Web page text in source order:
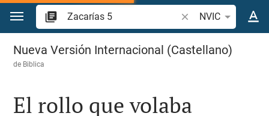
Ir a un contenido
Buscar versículo
NVIC
Zacarías 5
Nueva Versión Internacional (Castellano)
de Biblica
El rollo que volaba